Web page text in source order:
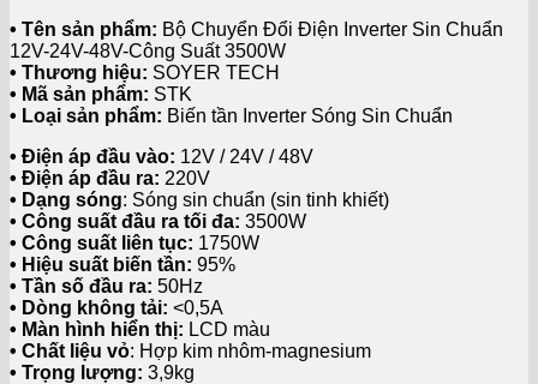
• Tên sản phẩm: Bộ Chuyển Đổi Điện Inverter Sin Chuẩn
12V-24V-48V-Công Suất 3500W
• Thương hiệu: SOYER TECH
• Mã sản phẩm: STK
• Loại sản phẩm: Biến tần Inverter Sóng Sin Chuẩn
• Điện áp đầu vào: 12V / 24V / 48V
• Điện áp đầu ra: 220V
• Dạng sóng: Sóng sin chuẩn (sin tinh khiết)
• Công suất đầu ra tối đa: 3500W
• Công suất liên tục: 1750W
• Hiệu suất biến tần: 95%
• Tần số đầu ra: 50Hz
• Dòng không tải: <0,5A
• Màn hình hiển thị: LCD màu
• Chất liệu vỏ: Hợp kim nhôm-magnesium
• Trọng lượng: 3,9kg